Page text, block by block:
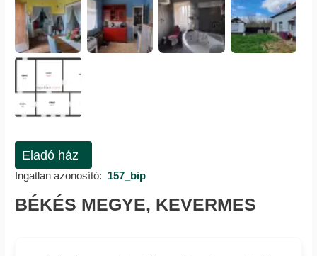
Eladó ház
Ingatlan azonosító: 157_bip
BÉKÉS MEGYE, KEVERMES